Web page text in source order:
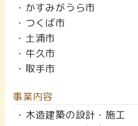
・かすみがうら市
・つくば市
・土浦市
・牛久市
・取手市
事業内容
・木造建築の設計・施工